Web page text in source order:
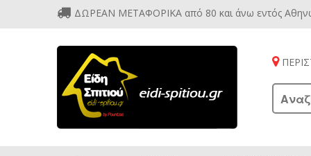
ΔΩΡΕΑΝ ΜΕΤΑΦΟΡΙΚΑ από 80 και άνω εντός